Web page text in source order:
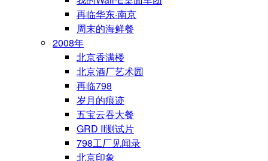
再临华东·南京
周末的海鲜餐
2008年
北京香满楼
北京酒厂艺术园
再临798
岁月的痕迹
五宝云吞大餐
GRD II测试片
798工厂见闻录
北京印象